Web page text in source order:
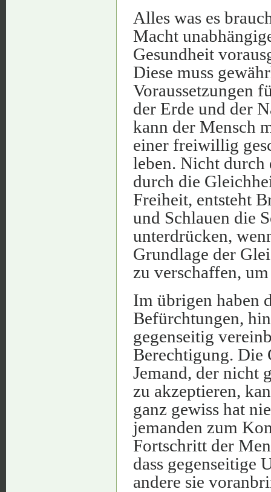
Alles was es
Macht
Gesundheit
Diese muss
Voraussetzungen
der Erde und der
kann der Mensch
einer freiwillig
leben. Nicht durch
durch die
Freiheit, entsteht
und Schlauen die
unterdrücken,
Grundlage der
zu verschaffen,
Im übrigen haben
Befürchtungen,
gegenseitig
Berechtigung. Die
Jemand, der nicht
zu akzeptieren,
ganz gewiss hat
jemanden zum
Fortschritt der
dass gegenseitige
andere sie